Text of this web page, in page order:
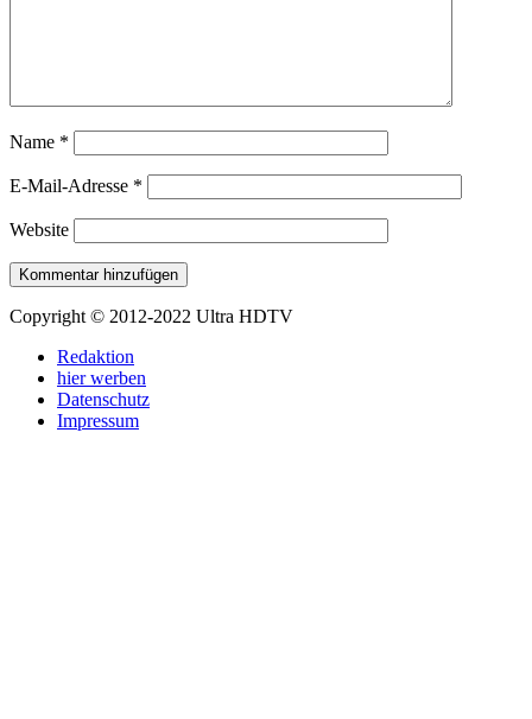
Name *
E-Mail-Adresse *
Website
Copyright © 2012-2022 Ultra HDTV
Redaktion
hier werben
Datenschutz
Impressum